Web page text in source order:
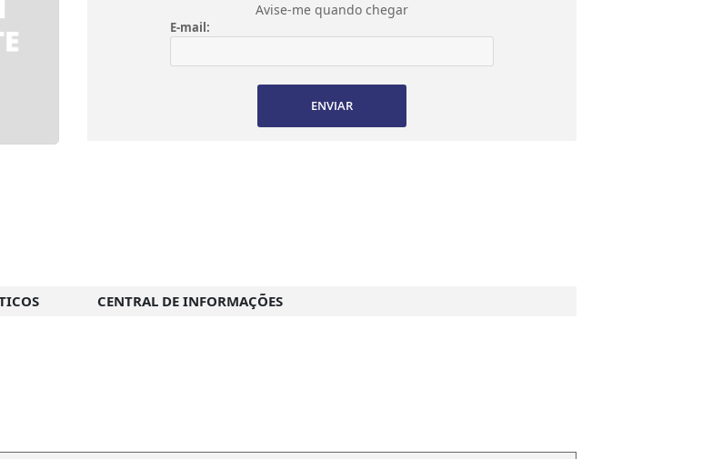
Avise-me quando chegar
E-mail:
ENVIAR
CENTRAL DE INFORMAÇÕES